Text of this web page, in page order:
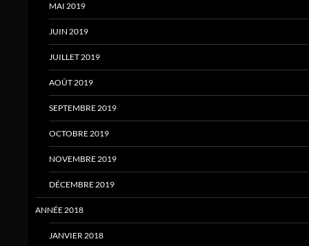
MAI 2019
JUIN 2019
JUILLET 2019
AOÛT 2019
SEPTEMBRE 2019
OCTOBRE 2019
NOVEMBRE 2019
DÉCEMBRE 2019
ANNÉE 2018
JANVIER 2018